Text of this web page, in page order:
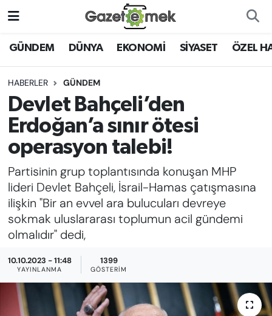
GÜNDEM DÜNYA EKONOMİ SİYASET ÖZEL
HABERLER GÜNDEM
Devlet Bahçeli’den
Erdoğan’a sınır ötesi
operasyon talebi!
Partisinin grup toplantısında konuşan MHP
lideri Devlet Bahçeli, İsrail-Hamas çatışmasına
ilişkin "Bir an evvel ara bulucuları devreye
sokmak uluslararası toplumun acil gündemi
olmalıdır" dedi,
10.10.2023 - 11:48
YAYINLANMA
1399
GÖSTERIM
DÜNYA
EKONOMİ
EMEK HABERLERİ
YENİ MEDYADA EMEK
GAZETECİLİĞİNİ GELİŞTİRMEK
FAYDALI BİLGİLER
GÜNDEM
SAĞLIK
Nöbetçi Eczaneler
Hava Durumu
İstanbul Namaz Vakitleri
Trafik Durumu
Süper Lig Puan Durumu ve Fikstür
Tüm Manşetler
Son Dakika Haberleri
Haber Arşivi